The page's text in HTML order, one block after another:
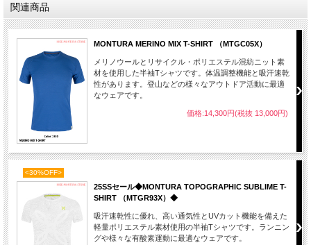
関連商品
MONTURA MERINO MIX T-SHIRT （MTGC05X）
メリノウールとリサイクル・ポリエステル混紡ニット素
材を使用した半袖Tシャツです。体温調整機能と吸汗速乾
性があります。登山などの様々なアウトドア活動に最適
なウェアです。
価格:14,300円(税抜 13,000円)
<30%OFF>
25SSセール◆MONTURA TOPOGRAPHIC SUBLIME T-
SHIRT （MTGR93X）◆
吸汗速乾性に優れ、高い通気性とUVカット機能を備えた
軽量ポリエステル素材使用の半袖Tシャツです。ランニン
グや様々な有酸素運動に最適なウェアです。